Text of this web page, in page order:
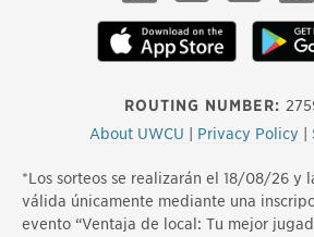
ROUTING NUMBER:
About UWCU
Privacy Policy
LinkedInTikTok X
*Los sorteos se realizarán el 18/08/26 y
válida únicamente mediante una
evento “Ventaja de local: Tu mejor